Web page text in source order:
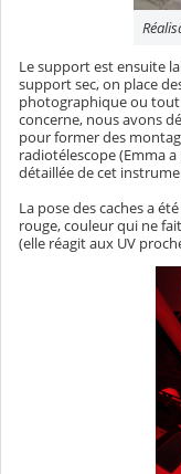
Le support est ensuite
support sec, on place
photographique ou tout
concerne, nous avons
pour former des
radiotélescope (Emma
détaillée de cet
La pose des caches a
rouge, couleur qui ne
(elle réagit aux UV